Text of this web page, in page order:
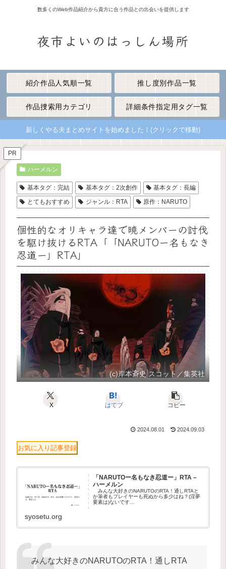
数多くのWeb作品紹介から貴方に合う作品との出会いを提供します
夜市よいのはっしん場所
紹介作品人気順一覧 推し度別作品一覧
作品捜索用カテゴリ 詳細条件指定用タグ一覧
新しくやる夫まとめサイトを始めました！(クリックで移動)
PR
ハーメルン
基本タグ：完結 基本タグ：2次創作
基本タグ：長編
とてもおすすめ
ジャンル：RTA 原作：NARUTO
個性的なオリキャラ達で暁メンバーの討伐
を駆け抜けるRTA「「NARUTOー名もなき
忍道ー」RTA」
(c)岸本斉史 スコット／集英社
X はてブ コピー
2024.08.01 2024.09.03
お気に入り記事登録
「NARUTOー名もなき忍道ー」RTA –
ハーメルン
みんな大好きのNARUTOのRTA！通しRTAと
か筆者もプレイヤーも死ぬから多少はね？(淫夢
要素は)ないです…
syosetu.org
みんな大好きのNARUTOのRTA！通しRTA